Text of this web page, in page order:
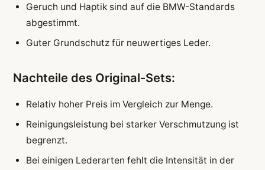
Geruch und Haptik sind auf die BMW-Standards
abgestimmt.
Guter Grundschutz für neuwertiges Leder.
Nachteile des Original-Sets:
Relativ hoher Preis im Vergleich zur Menge.
Reinigungsleistung bei starker Verschmutzung ist
begrenzt.
Bei einigen Lederarten fehlt die Intensität in der